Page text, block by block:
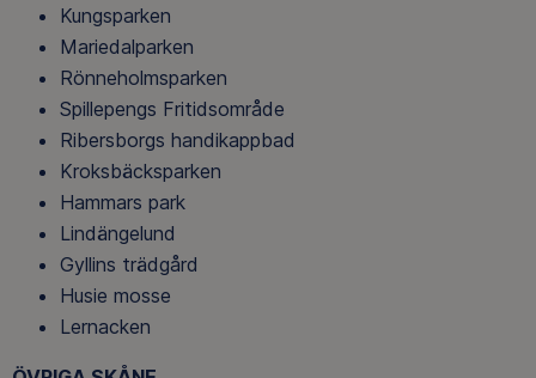
Kungsparken
Mariedalparken
Rönneholmsparken
Spillepengs Fritidsområde
Ribersborgs handikappbad
Kroksbäcksparken
Hammars park
Lindängelund
Gyllins trädgård
Husie mosse
Lernacken